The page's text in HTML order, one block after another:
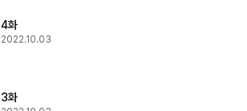
4화
2022.10.03
3화